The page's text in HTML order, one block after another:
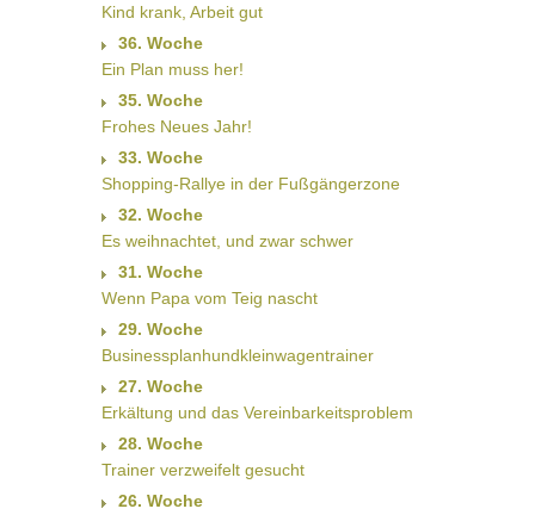
Kind krank, Arbeit gut
36. Woche
Ein Plan muss her!
35. Woche
Frohes Neues Jahr!
33. Woche
Shopping-Rallye in der Fußgängerzone
32. Woche
Es weihnachtet, und zwar schwer
31. Woche
Wenn Papa vom Teig nascht
29. Woche
Businessplanhundkleinwagentrainer
27. Woche
Erkältung und das Vereinbarkeitsproblem
28. Woche
Trainer verzweifelt gesucht
26. Woche